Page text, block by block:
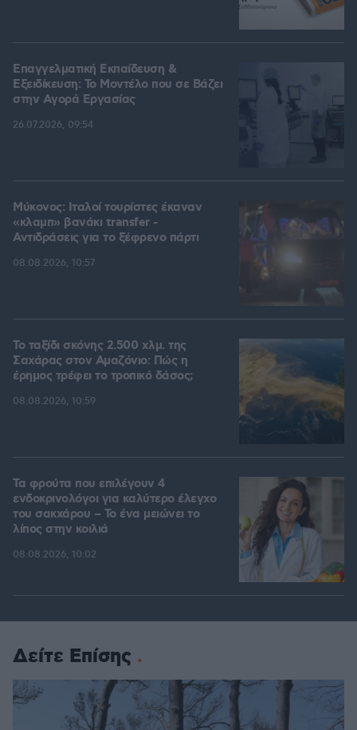
Επαγγελματική Εκπαίδευση &
Εξειδίκευση: Το Mοντέλο που σε Bάζει
στην Aγορά Eργασίας
26.07.2026, 09:54
Μύκονος: Ιταλοί τουρίστες έκαναν
«κλαμπ» βανάκι transfer -
Αντιδράσεις για το ξέφρενο πάρτι
08.08.2026, 10:57
Το ταξίδι σκόνης 2.500 χλμ. της
Σαχάρας στον Αμαζόνιο: Πώς η
έρημος τρέφει το τροπικό δάσος;
08.08.2026, 10:59
Τα φρούτα που επιλέγουν 4
ενδοκρινολόγοι για καλύτερο έλεγχο
του σακχάρου – Το ένα μειώνει το
λίπος στην κοιλιά
08.08.2026, 10:02
Δείτε Επίσης